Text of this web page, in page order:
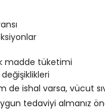
madde tüketimi
de ishal varsa, vücut
tedaviyi almanız